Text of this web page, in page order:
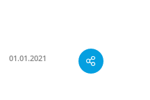
01.01.2021